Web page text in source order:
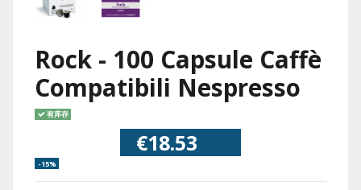
Rock - 100 Capsule Caffè
Compatibili Nespresso
有库存
€18.53
-15%